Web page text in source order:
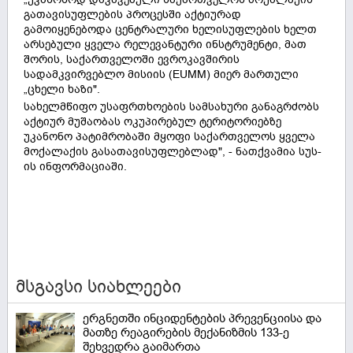
გათავისუფლების პროცესში აქტიურად
გამოიყენებოდა ცენტრალური ხელისუფლების ხელთ
არსებული ყველა რელევანტური ინსტრუმენტი, მათ
შორის, საქართველოში ევროკავშირის
სადამკვირვებლო მისიის (EUMM) მიერ მართული
„ცხელი ხაზი".
სახელმწიფო უსაფრთხოების სამსახური განაგრძობს
აქტიურ მუშაობას ოკუპირებულ ტერიტორიებზე
უკანონო პატიმრობაში მყოფი საქართველოს ყველა
მოქალაქის გასათავისუფლებლად", - ნათქვამია სუს-
ის ინფორმაციაში.
მსგავსი სიახლეები
ერგნეთში ინციდენტების პრევენციისა და
მათზე რეაგირების მექანიზმის 133-ე
შეხვედრა გაიმართა